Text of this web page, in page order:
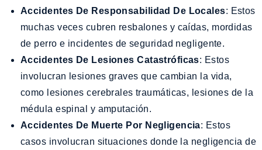
Accidentes De Responsabilidad De Locales: Estos
muchas veces cubren resbalones y caídas, mordidas
de perro e incidentes de seguridad negligente.
Accidentes De Lesiones Catastróficas: Estos
involucran lesiones graves que cambian la vida,
como lesiones cerebrales traumáticas, lesiones de la
médula espinal y amputación.
Accidentes De Muerte Por Negligencia: Estos
casos involucran situaciones donde la negligencia de